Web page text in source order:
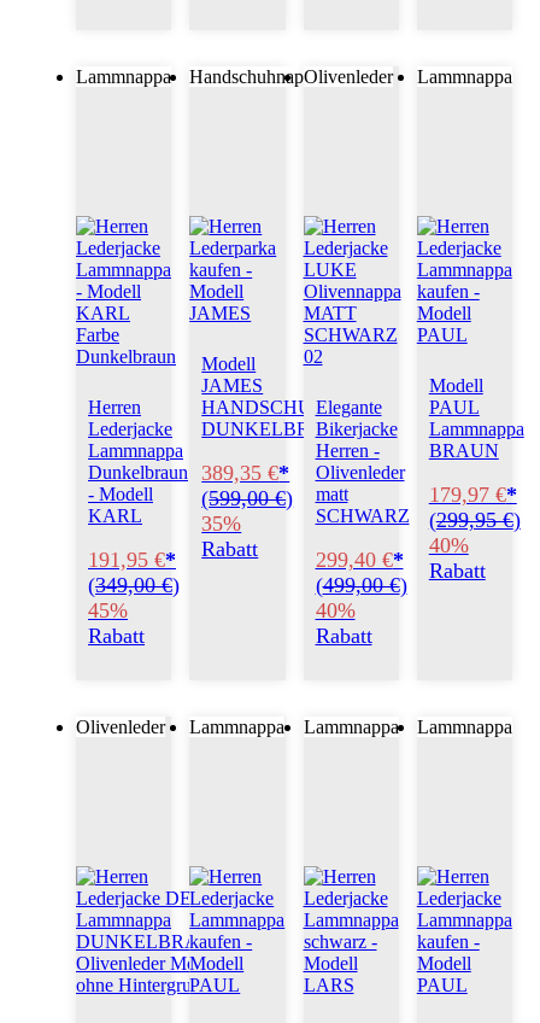
Lammnappa
Herren
Lederjacke
Lammnappa
Dunkelbraun
- Modell
KARL
191,95 €*
(349,00 €)
45%
Rabatt
Handschuhnappa
Modell
JAMES
HANDSCHUHNAPPA
DUNKELBRAUN
389,35 €*
(599,00 €)
35%
Rabatt
Olivenleder
Elegante
Bikerjacke
Herren -
Olivenleder
matt
SCHWARZ
299,40 €*
(499,00 €)
40%
Rabatt
Lammnappa
Modell
PAUL
Lammnappa
BRAUN
179,97 €*
(299,95 €)
40%
Rabatt
Olivenleder Lammnappa Lammnappa Lammnappa